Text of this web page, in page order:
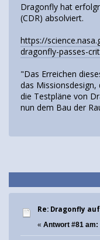
Dragonfly hat
(CDR) absolviert.
https://
dragonfly-passes-
"Das Erreichen
das
die Testpläne von
nun dem Bau der
Re: Dragonfly
« Antwort #81 am: